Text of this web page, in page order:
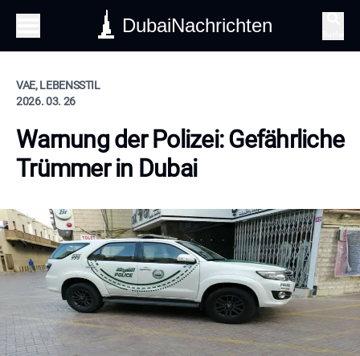
DubaiNachrichten
VAE, LEBENSSTIL
2026. 03. 26
Warnung der Polizei: Gefährliche
Trümmer in Dubai